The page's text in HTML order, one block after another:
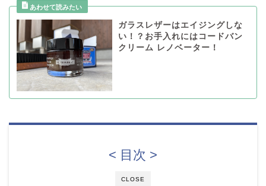
ガラスレザーはエイジングしな
い！？お手入れにはコードバン
クリーム レノベーター！
CLOSE
< 目次 >